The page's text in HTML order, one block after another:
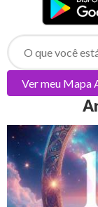
Ver meu Mapa